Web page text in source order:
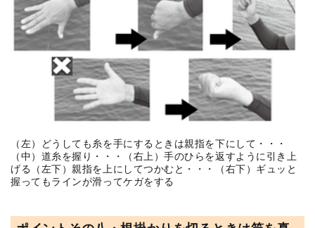
（左）どうしても糸を手にするときは親指を下にして・・・
（中）道糸を握り・・・（右上）手のひらを返すように引き上
げる（左下）親指を上にしてつかむと・・・（右下）ギュッと
握ってもラインが滑ってケガをする